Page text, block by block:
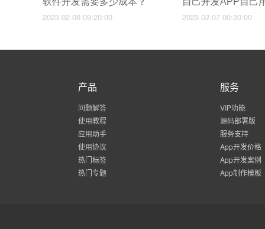
2023-02-06 09:20:00 2023-02-07 00:30:00
产品
问题解答
使用教程
应用助手
使用协议
热门标签
热门专题
服务
VIP功能
源码部署版
服务支持
App开发价格
App开发案例
App制作模板